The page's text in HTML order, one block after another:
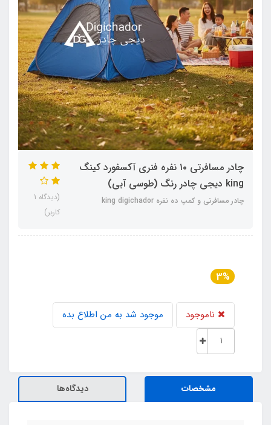
چادر مسافرتی ۱۰ نفره فنری آکسفورد کینگ
king دیجی چادر رنگ (طوسی آبی)
چادر مسافرتی و کمپ ده نفره king digichador
(دیدگاه 1
کاربر)
3%
ناموجود موجود شد به من اطلاع بده
مشخصات دیدگاه‌ها